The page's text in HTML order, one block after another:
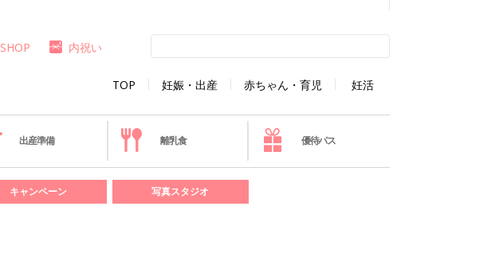
TOP 妊娠・出産 赤ちゃん・育児 妊活
SHOP 内祝い
出産準備 離乳食 優待パス
キャンペーン 写真スタジオ